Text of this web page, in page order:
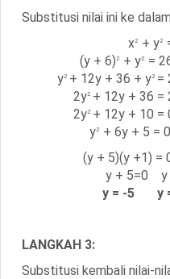
Substitusi nilai ini ke
x2 + y2
(y + 6)2 + y2
=
y2 + 12y + 36 + y2 =
2y2 + 12y + 36 =
2y2 + 12y + 10 =
y2
+ 6y + 5 = 0
(y + 5)(y +1) =
y + 5=0 y +
y = -5 y
LANGKAH 3:
Substitusi kembali nilai-